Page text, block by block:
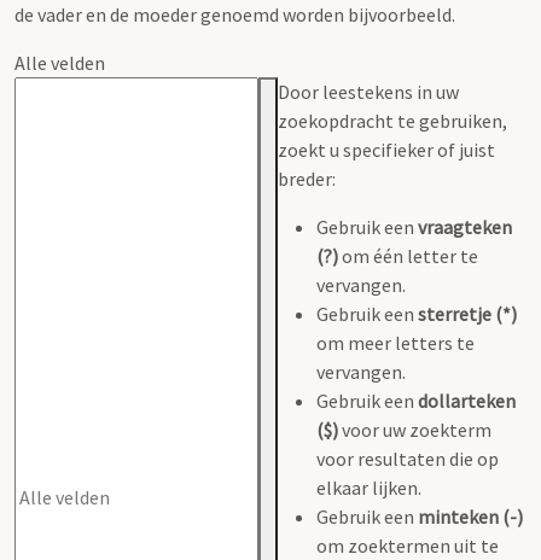
de vader en de moeder genoemd worden bijvoorbeeld.
Alle velden
Door leestekens in uw
zoekopdracht te gebruiken,
zoekt u specifieker of juist
breder:
Gebruik een vraagteken
(?)om één letter te
vervangen.
Gebruik een sterretje (*)
om meer letters te
vervangen.
Gebruik een dollarteken
($)voor uw zoekterm
voor resultaten die op
elkaar lijken.
Gebruik een minteken (-)
om zoektermen uit te